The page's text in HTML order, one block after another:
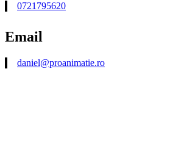
0721795620
Email
daniel@proanimatie.ro